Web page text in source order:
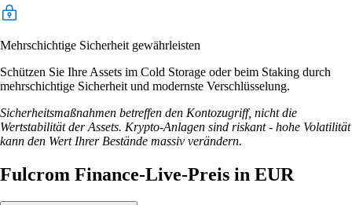
Mehrschichtige Sicherheit gewährleisten
Schützen Sie Ihre Assets im Cold Storage oder beim Staking durch
mehrschichtige Sicherheit und modernste Verschlüsselung.
Sicherheitsmaßnahmen betreffen den Kontozugriff, nicht die
Wertstabilität der Assets. Krypto-Anlagen sind riskant - hohe Volatilität
kann den Wert Ihrer Bestände massiv verändern.
Fulcrom Finance-Live-Preis in EUR